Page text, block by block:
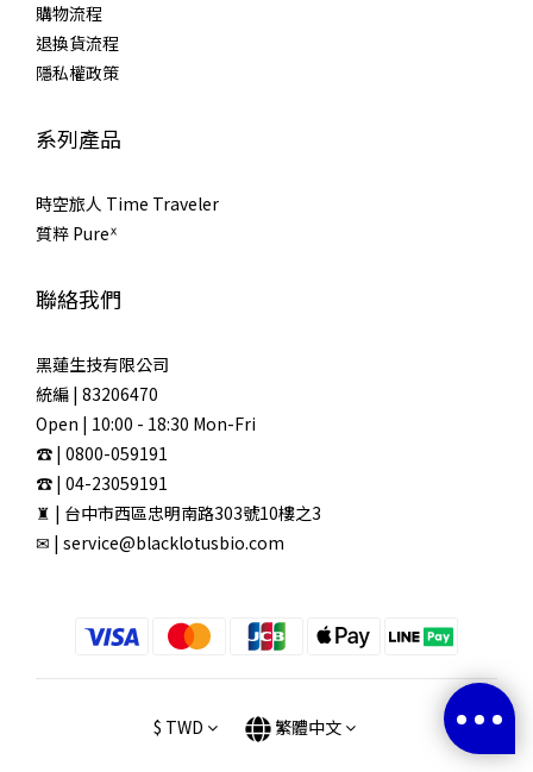
購物流程
退換貨流程
隱私權政策
系列產品
時空旅人 Time Traveler
質粹 Pureᕽ
聯絡我們
黑蓮生技有限公司
統編 | 83206470
Open | 10:00 - 18:30 Mon-Fri
☎ | 0800-059191
☎ | 04-23059191
♜ | 台中市西區忠明南路303號10樓之3
✉ | service@blacklotusbio.com
$ TWD 繁體中文